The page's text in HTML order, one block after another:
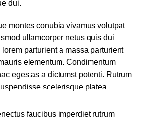
dui.
montes conubia vivamus volutpat
ullamcorper netus quis dui
parturient a massa parturient
elementum. Condimentum
egestas a dictumst potenti. Rutrum
scelerisque platea.
faucibus imperdiet rutrum